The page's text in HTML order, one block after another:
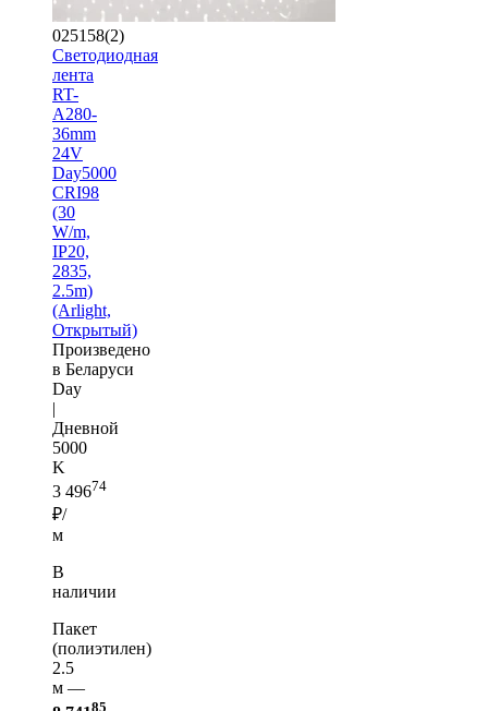
025158(2)
Светодиодная
лента
RT-
A280-
36mm
24V
Day5000
CRI98
(30
W/m,
IP20,
2835,
2.5m)
(Arlight,
Открытый)
Произведено
в Беларуси
Day
|
Дневной
5000
K
3 49674
₽/
м
В
наличии
Пакет
(полиэтилен)
2.5
м —
85